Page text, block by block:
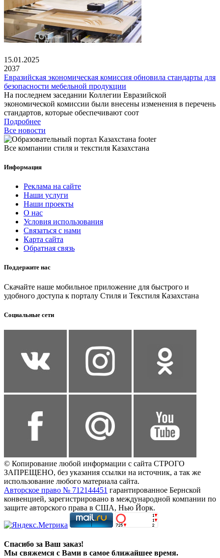
15.01.2025
2037
Евразийская экономическая комиссия обновила стандарты для
безопасности мебельной продукции
На последнем заседании Коллегии Евразийской
экономической комиссии были внесены изменения в перечень
стандартов, которые обеспечивают соот
Подробнее
Все новости
Все компании стиля и текстиля Казахстана
Информация
Реклама на сайте
Наши услуги
Наши проекты
О нас
Условия использования
Связаться с нами
Карта сайта
Обратная связь
Поддержите нас
Скачайте наше мобильное приложение для быстрого и
удобного доступа к порталу Стиля и Текстиля Казахстана
Социальные сети
© Копирование любой информации с сайта СТРОГО
ЗАПРЕЩЕНО, без указания ссылки на источник, а так же
использование любого материала сайта.
Авторское право № 712144451 гарантированное Бернской
конвенцией, зарегистрировано в международной компании по
защите авторского права в США, Нью Йорк.
Спасибо за Ваш заказ!
Мы свяжемся с Вами в самое ближайшее время.